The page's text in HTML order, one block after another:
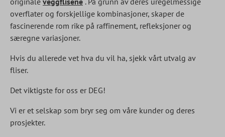
overflater og forskjellige kombinasjoner, skaper de
fascinerende rom rike på raffinement, refleksjoner og
særegne variasjoner.
Hvis du allerede vet hva du vil ha, sjekk vårt utvalg av
fliser.
Det viktigste for oss er DEG!
Vi er et selskap som bryr seg om våre kunder og deres
prosjekter.